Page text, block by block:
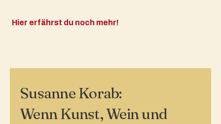
Hier erfährst du noch mehr!
Susanne Korab:
Wenn Kunst, Wein und